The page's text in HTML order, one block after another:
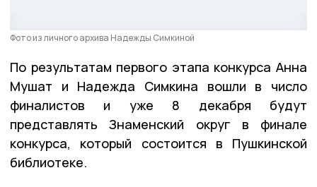
Фото из личного архива Надежды Симкиной
По результатам первого этапа конкурса Анна
Мушат и Надежда Симкина вошли в число
финалистов и уже 8 декабря будут
представлять Знаменский округ в финале
конкурса, который состоится в Пушкинской
библиотеке.